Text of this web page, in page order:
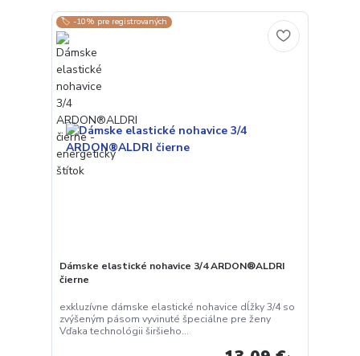
🏷️ -10% pre registrovaných
Dámske elastické nohavice 3/4 ARDON®ALDRI
čierne
exkluzívne dámske elastické nohavice dĺžky 3/4 so
zvýšeným pásom vyvinuté špeciálne pre ženy
Vďaka technológii širšieho...